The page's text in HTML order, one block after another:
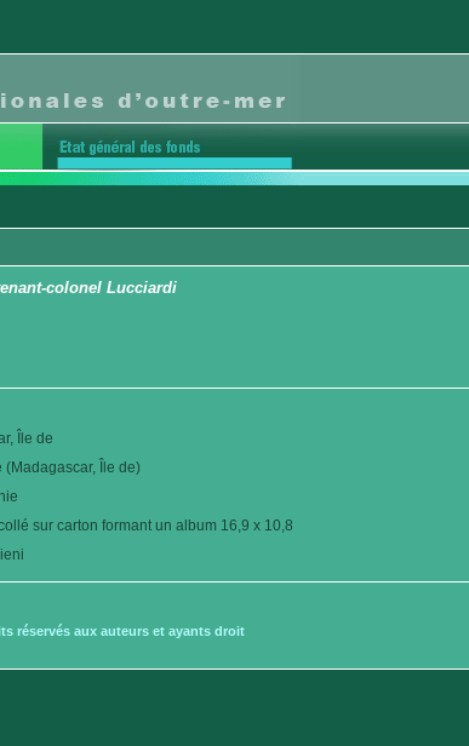
colonel Lucciardi
Île de
(Madagascar, Île de)
sur carton formant un album 16,9 x 10,8
réservés aux auteurs et ayants droit